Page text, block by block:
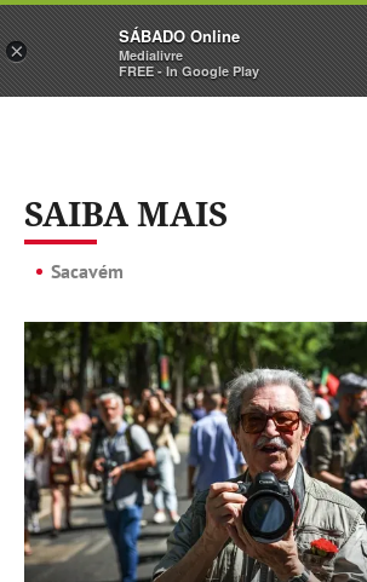
Sábado Assine
SAIBA MAIS
Sacavém
×
SÁBADO Online
Medialivre
FREE - In Google Play